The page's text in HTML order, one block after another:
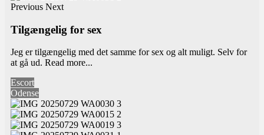
Previous Next
Tilgængelig for sex
Jeg er tilgængelig med det samme for sex og alt muligt. Selv for
at gå ud. Read more...
Escort
Odense